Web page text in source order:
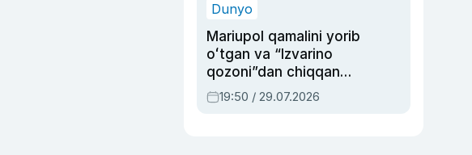
Dunyo
Mariupol qamalini yorib
oʻtgan va “Izvarino
qozoni”dan chiqqan
qahramon — Ukraina
armiyasi bosh
19:50 / 29.07.2026